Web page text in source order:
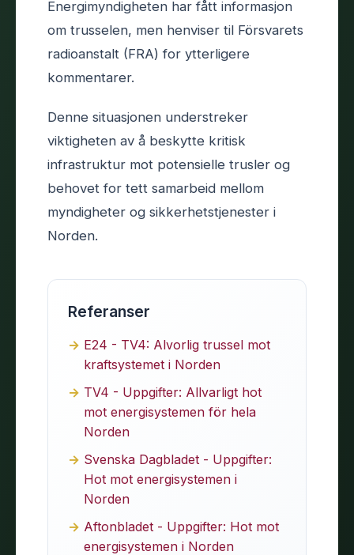
Energimyndigheten har fått informasjon
om trusselen, men henviser til Försvarets
radioanstalt (FRA) for ytterligere
kommentarer.
Denne situasjonen understreker
viktigheten av å beskytte kritisk
infrastruktur mot potensielle trusler og
behovet for tett samarbeid mellom
myndigheter og sikkerhetstjenester i
Norden.
Referanser
E24 - TV4: Alvorlig trussel mot
kraftsystemet i Norden
TV4 - Uppgifter: Allvarligt hot
mot energisystemen för hela
Norden
Svenska Dagbladet - Uppgifter:
Hot mot energisystemen i
Norden
Aftonbladet - Uppgifter: Hot mot
energisystemen i Norden